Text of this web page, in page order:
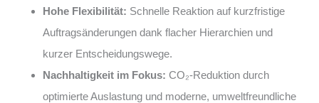
Hohe Flexibilität: Schnelle Reaktion auf kurzfristige
Auftragsänderungen dank flacher Hierarchien und
kurzer Entscheidungswege.
Nachhaltigkeit im Fokus: CO₂-Reduktion durch
optimierte Auslastung und moderne, umweltfreundliche